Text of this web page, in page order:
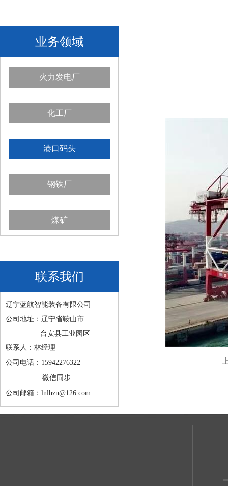
业务领域
火力发电厂
化工厂
港口码头
钢铁厂
煤矿
联系我们
辽宁蓝航智能装备有限公司
公司地址：辽宁省鞍山市
台安县工业园区
联系人：林经理
公司电话：15942276322
微信同步
公司邮箱：lnlhzn@126.com